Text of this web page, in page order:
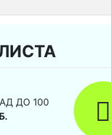
ДО 100